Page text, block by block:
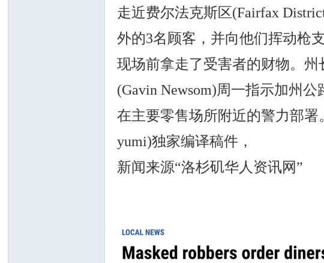
走近费尔法克斯区(Fairfax
外的3名顾客，并向他们挥动枪
现场前拿走了受害者的财物。州
(Gavin Newsom)周一指示加州公
在主要零售场所附近的警力部署
yumi)独家编译稿件，
新闻来源“洛杉矶华人资讯网”